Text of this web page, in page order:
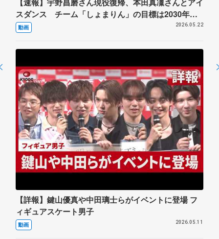
スダンス チーム「しょまりん」の目標は2030年五
輪
動画 2026.05.22
【詳報】鍵山優真や中田璃士らがイベントに登場 フ
ィギュアスケート男子
動画 2026.05.11